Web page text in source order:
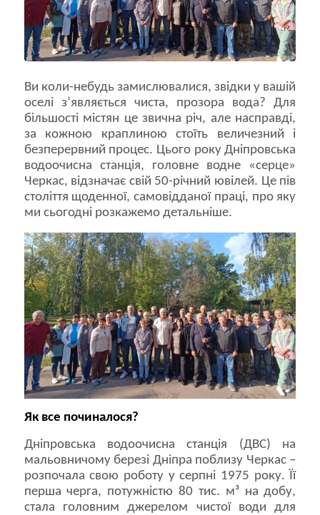
Ви коли-небудь замислювалися, звідки у вашій
оселі з’являється чиста, прозора вода? Для
більшості містян це звична річ, але насправді,
за кожною краплиною стоїть величезний і
безперервний процес. Цього року Дніпровська
водоочисна станція, головне водне «серце»
Черкас, відзначає свій 50-річний ювілей. Це пів
століття щоденної, самовідданої праці, про яку
ми сьогодні розкажемо детальніше.
Як все починалося?
Дніпровська водоочисна станція (ДВС) на
мальовничому березі Дніпра поблизу Черкас –
розпочала свою роботу у серпні 1975 року. Її
перша черга, потужністю 80 тис. м³ на добу,
стала головним джерелом чистої води для